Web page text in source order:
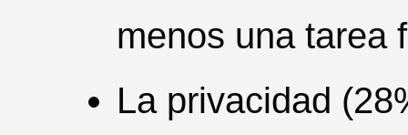
menos una tarea
La privacidad